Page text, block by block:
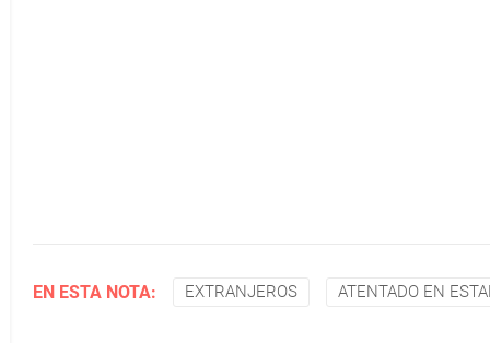
EN ESTA NOTA: EXTRANJEROS ATENTADO EN